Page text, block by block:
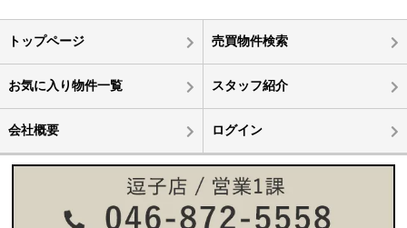
トップページ 売買物件検索
お気に入り物件一覧 スタッフ紹介
会社概要 ログイン